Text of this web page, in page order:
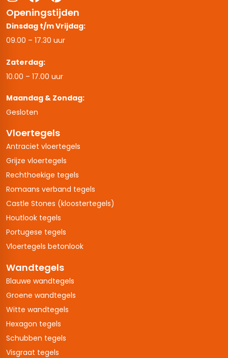
Openingstijden
Dinsdag t/m Vrijdag:
09.00 – 17.30 uur
Zaterdag:
10.00 – 17.00 uur
Maandag & Zondag:
Gesloten
Vloertegels
Antraciet vloertegels
Grijze vloertegels
Rechthoekige tegels
Romaans verband tegels
Castle Stones (kloostertegels)
Houtlook tegels
Portugese tegels
Vloertegels betonlook
Wandtegels
Blauwe wandtegels
Groene wandtegels
Witte wandtegels
Hexagon tegels
Schubben tegels
Visgraat tegels